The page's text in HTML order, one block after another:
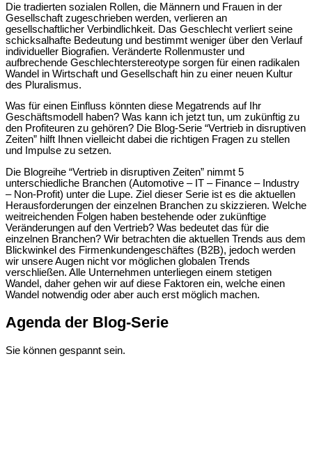
Die tradierten sozialen Rollen, die Männern und Frauen in der
Gesellschaft zugeschrieben werden, verlieren an
gesellschaftlicher Verbindlichkeit. Das Geschlecht verliert seine
schicksalhafte Bedeutung und bestimmt weniger über den Verlauf
individueller Biografien. Veränderte Rollenmuster und
aufbrechende Geschlechterstereotype sorgen für einen radikalen
Wandel in Wirtschaft und Gesellschaft hin zu einer neuen Kultur
des Pluralismus.
Was für einen Einfluss könnten diese Megatrends auf Ihr
Geschäftsmodell haben? Was kann ich jetzt tun, um zukünftig zu
den Profiteuren zu gehören? Die Blog-Serie “Vertrieb in disruptiven
Zeiten” hilft Ihnen vielleicht dabei die richtigen Fragen zu stellen
und Impulse zu setzen.
Die Blogreihe “Vertrieb in disruptiven Zeiten” nimmt 5
unterschiedliche Branchen (Automotive – IT – Finance – Industry
– Non-Profit) unter die Lupe. Ziel dieser Serie ist es die aktuellen
Herausforderungen der einzelnen Branchen zu skizzieren. Welche
weitreichenden Folgen haben bestehende oder zukünftige
Veränderungen auf den Vertrieb? Was bedeutet das für die
einzelnen Branchen? Wir betrachten die aktuellen Trends aus dem
Blickwinkel des Firmenkundengeschäftes (B2B), jedoch werden
wir unsere Augen nicht vor möglichen globalen Trends
verschließen. Alle Unternehmen unterliegen einem stetigen
Wandel, daher gehen wir auf diese Faktoren ein, welche einen
Wandel notwendig oder aber auch erst möglich machen.
Agenda der Blog-Serie
Sie können gespannt sein.